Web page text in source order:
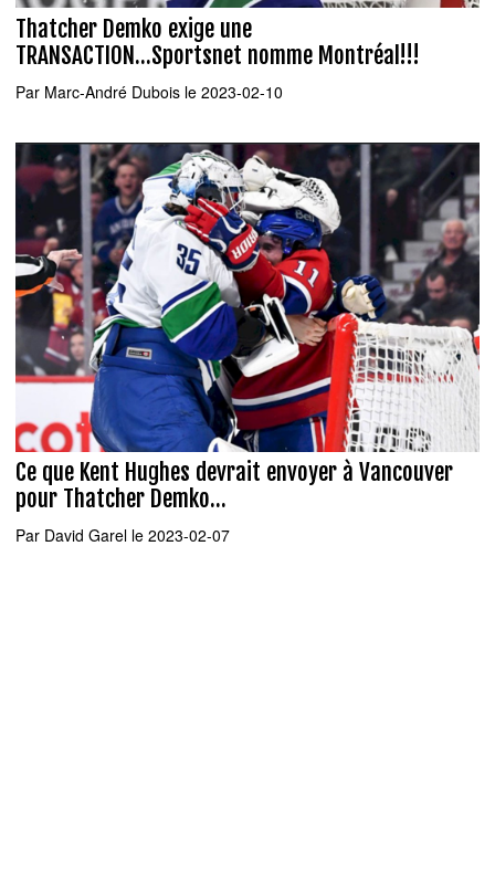
Thatcher Demko exige une
TRANSACTION...Sportsnet nomme Montréal!!!
Par Marc-André Dubois le 2023-02-10
Ce que Kent Hughes devrait envoyer à Vancouver
pour Thatcher Demko...
Par David Garel le 2023-02-07